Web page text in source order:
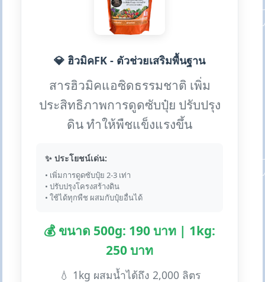
💎 ฮิวมิคFK - ตัวช่วยเสริมพื้นฐาน
สารฮิวมิคแอซิดธรรมชาติ เพิ่ม
ประสิทธิภาพการดูดซับปุ๋ย ปรับปรุง
ดิน ทำให้พืชแข็งแรงขึ้น
✨ ประโยชน์เด่น:
• เพิ่มการดูดซับปุ๋ย 2-3 เท่า
• ปรับปรุงโครงสร้างดิน
• ใช้ได้ทุกพืช ผสมกับปุ๋ยอื่นได้
💰 ขนาด 500g: 190 บาท | 1kg:
250 บาท
💧 1kg ผสมน้ำได้ถึง 2,000 ลิตร